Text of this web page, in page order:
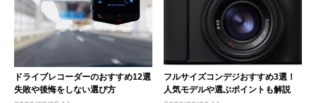
ドライブレコーダーのおすすめ12選
失敗や後悔をしない選び方
フルサイズコンデジおすすめ3選！
人気モデルや選ぶポイントも解説